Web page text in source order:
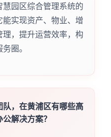
园区综合管理系统的
实现资产、物业、增
，提升运营效率，构
圈。
队，在黄浦区有哪些高
解决方案？